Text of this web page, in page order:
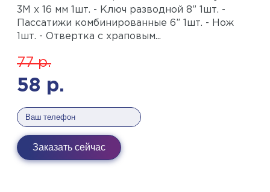
3М х 16 мм 1шт. - Ключ разводной 8” 1шт. -
Пассатижи комбинированные 6” 1шт. - Нож
1шт. - Отвертка с храповым...
77р.
58 р.
Заказать сейчас